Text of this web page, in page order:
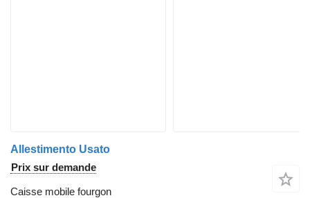
Allestimento Usato
Prix sur demande
Caisse mobile fourgon